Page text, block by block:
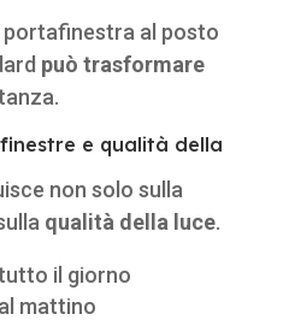
portafinestra al posto
può trasformare
e qualità della
non solo sulla
qualità della luce.
il giorno
mattino